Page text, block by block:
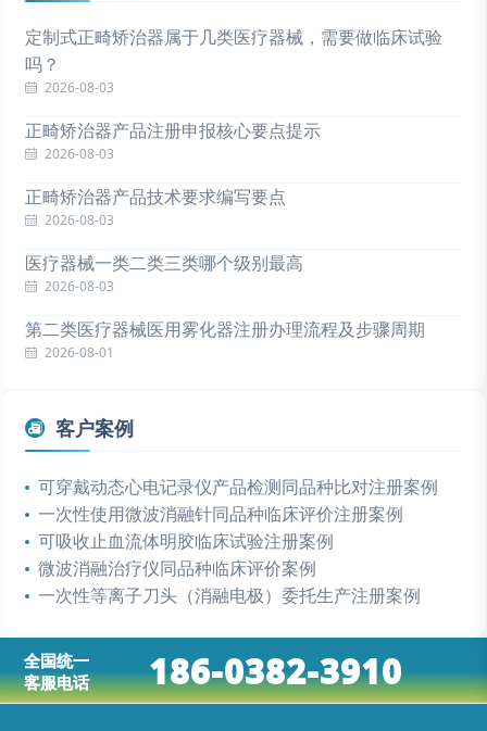
定制式正畸矫治器属于几类医疗器械，需要做临床试验
吗？
2026-08-03
正畸矫治器产品注册申报核心要点提示
2026-08-03
正畸矫治器产品技术要求编写要点
2026-08-03
医疗器械一类二类三类哪个级别最高
2026-08-03
第二类医疗器械医用雾化器注册办理流程及步骤周期
2026-08-01
客户案例
可穿戴动态心电记录仪产品检测同品种比对注册案例
一次性使用微波消融针同品种临床评价注册案例
可吸收止血流体明胶临床试验注册案例
微波消融治疗仪同品种临床评价案例
一次性等离子刀头（消融电极）委托生产注册案例
全国统一
客服电话
186-0382-3910